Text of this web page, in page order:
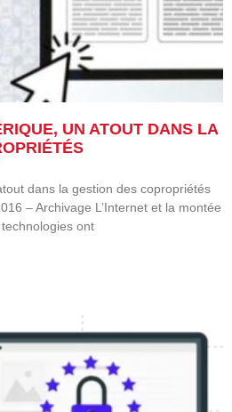
UN ATOUT DANS LA
dans la gestion des copropriétés
– Archivage L’Internet et la montée
ont